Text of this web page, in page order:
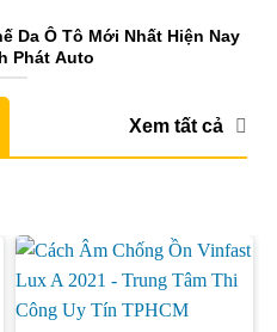
Da Ô Tô Mới Nhất Hiện Nay
Phát Auto
Xem tất cả